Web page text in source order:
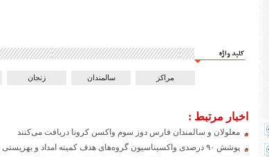
کلید واژه
مراکز سالمندان زنجان
اخبار مرتبط :
معلولان و سالمندان فارس دوز سوم واکسن کرونا دریافت می‌کنند
پوشش ۹۰ درصدی واکسیناسیون گروه‌های هدف کمیته امداد و بهزیستی زنجان